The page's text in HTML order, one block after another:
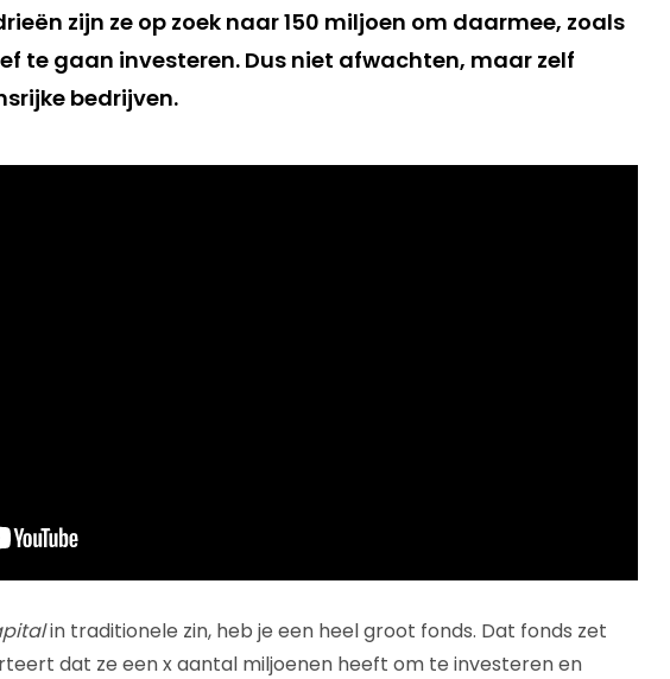
zijn ze op zoek naar 150 miljoen om daarmee, zoals
te gaan investeren. Dus niet afwachten, maar zelf
bedrijven.
in traditionele zin, heb je een heel groot fonds. Dat fonds zet
dat ze een x aantal miljoenen heeft om te investeren en